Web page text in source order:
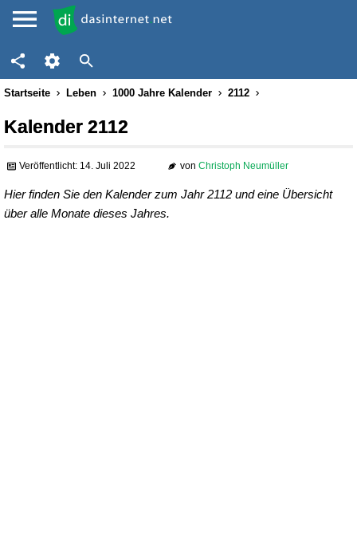
Startseite Leben 1000 Jahre Kalender 2112
Kalender 2112
Veröffentlicht: 14. Juli 2022 von Christoph Neumüller
Hier finden Sie den Kalender zum Jahr 2112 und eine Übersicht
über alle Monate dieses Jahres.